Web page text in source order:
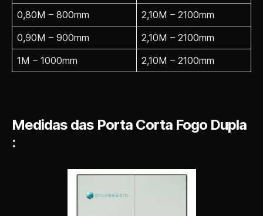
0,80M – 800mm
2,10M – 2100mm
0,90M – 900mm
2,10M – 2100mm
1M – 1000mm
2,10M – 2100mm
Medidas das Porta Corta Fogo Dupla
: